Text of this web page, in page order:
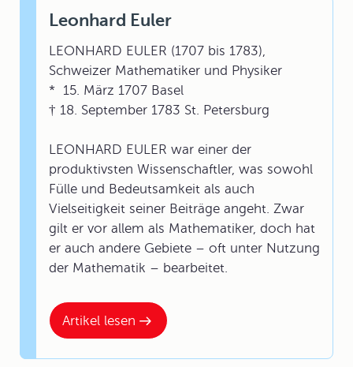
Artikel lesen
Leonhard Euler
LEONHARD EULER (1707 bis 1783),
Schweizer Mathematiker und Physiker
* 15. März 1707 Basel
† 18. September 1783 St. Petersburg
LEONHARD EULER war einer der
produktivsten Wissenschaftler, was sowohl
Fülle und Bedeutsamkeit als auch
Vielseitigkeit seiner Beiträge angeht. Zwar
gilt er vor allem als Mathematiker, doch hat
er auch andere Gebiete – oft unter Nutzung
der Mathematik – bearbeitet.